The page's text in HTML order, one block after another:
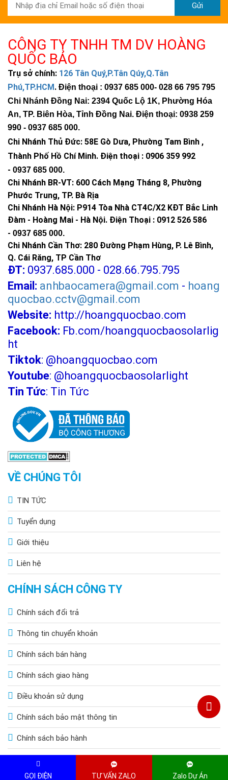
Gửi
CÔNG TY TNHH TM DV HOÀNG
QUỐC BẢO
Trụ sở chính: 126 Tân Quý,P.Tân Qúy,Q.Tân
Phú,TP.HCM. Điện thoại : 0937 685 000- 028 66 795 795
Chi Nhánh Đồng Nai: 2394 Quốc Lộ 1K, Phường Hóa
An, TP. Biên Hòa, Tỉnh Đồng Nai. Điện thoại: 0938 259
990 - 0937 685 000.
Chi Nhánh Thủ Đức: 58E Gò Dưa, Phường Tam Bình ,
Thành Phố Hồ Chí Minh. Điện thoại : 0906 359 992
- 0937 685 000.
Chi Nhánh BR-VT: 600 Cách Mạng Tháng 8, Phường
Phước Trung, TP. Bà Rịa
Chi Nhánh Hà Nội: P914 Tòa Nhà CT4C/X2 KĐT Bắc Linh
Đàm - Hoàng Mai - Hà Nội. Điện Thoại : 0912 526 586
- 0937 685 000.
Chi Nhánh Cần Thơ: 280 Đường Phạm Hùng, P. Lê Bình,
Q. Cái Răng, TP Cần Thơ
ĐT: 0937.685.000 - 028.66.795.795
Email: anhbaocamera@gmail.com - hoang
quocbao.cctv@gmail.com
Website: http://hoangquocbao.com
Facebook: Fb.com/hoangquocbaosolarlig
ht
Tiktok: @hoangquocbao.com
Youtube: @hoangquocbaosolarlight
Tin Tức: Tin Tức
VỀ CHÚNG TÔI
TIN TỨC
Tuyển dụng
Giới thiệu
Liên hệ
CHÍNH SÁCH CÔNG TY
Chính sách đổi trả
Thông tin chuyển khoản
Chính sách bán hàng
Chính sách giao hàng
Điều khoản sử dụng
Chính sách bảo mật thông tin
Chính sách bảo hành
Copyright © 2015 by HOANGQUOCBAO.COM. All Rights Reserved
GỌI ĐIỆN TƯ VẤN ZALO Zalo Dự Án